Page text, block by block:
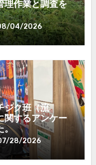
理作業と調査を
04/2026
ク班（流
関するアンケー
。
28/2026